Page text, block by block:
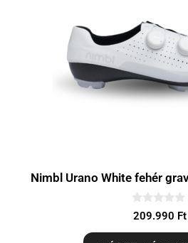
Nimbl Urano White fehér
0
a
z
209.990 Ft